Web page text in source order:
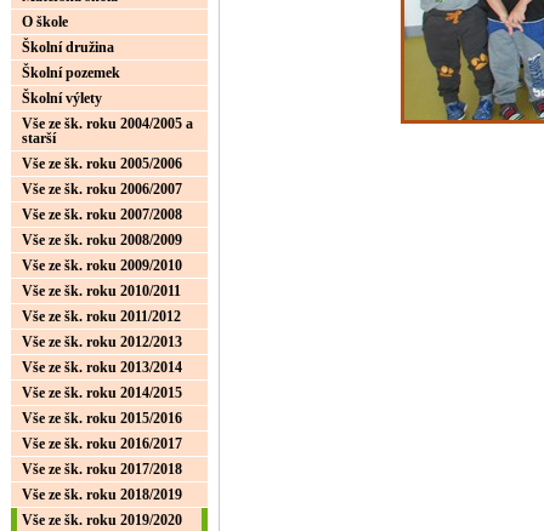
O škole
Školní družina
Školní pozemek
Školní výlety
Vše ze šk. roku 2004/2005 a
starší
Vše ze šk. roku 2005/2006
Vše ze šk. roku 2006/2007
Vše ze šk. roku 2007/2008
Vše ze šk. roku 2008/2009
Vše ze šk. roku 2009/2010
Vše ze šk. roku 2010/2011
Vše ze šk. roku 2011/2012
Vše ze šk. roku 2012/2013
Vše ze šk. roku 2013/2014
Vše ze šk. roku 2014/2015
Vše ze šk. roku 2015/2016
Vše ze šk. roku 2016/2017
Vše ze šk. roku 2017/2018
Vše ze šk. roku 2018/2019
Vše ze šk. roku 2019/2020